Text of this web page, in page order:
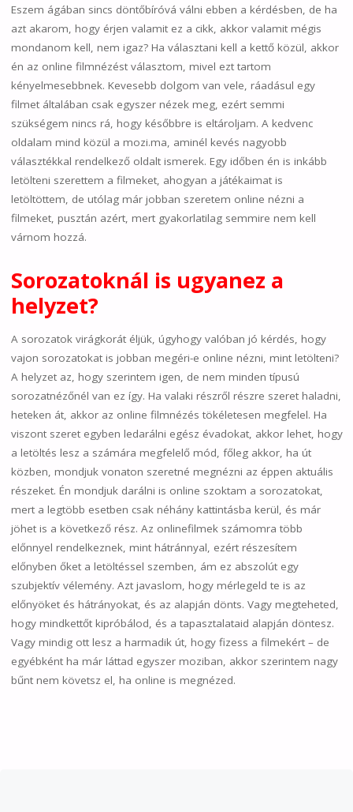
Eszem ágában sincs döntőbíróvá válni ebben a kérdésben, de ha
azt akarom, hogy érjen valamit ez a cikk, akkor valamit mégis
mondanom kell, nem igaz? Ha választani kell a kettő közül, akkor
én az online filmnézést választom, mivel ezt tartom
kényelmesebbnek. Kevesebb dolgom van vele, ráadásul egy
filmet általában csak egyszer nézek meg, ezért semmi
szükségem nincs rá, hogy későbbre is eltároljam. A kedvenc
oldalam mind közül a mozi.ma, aminél kevés nagyobb
választékkal rendelkező oldalt ismerek. Egy időben én is inkább
letölteni szerettem a filmeket, ahogyan a játékaimat is
letöltöttem, de utólag már jobban szeretem online nézni a
filmeket, pusztán azért, mert gyakorlatilag semmire nem kell
várnom hozzá.
Sorozatoknál is ugyanez a
helyzet?
A sorozatok virágkorát éljük, úgyhogy valóban jó kérdés, hogy
vajon sorozatokat is jobban megéri-e online nézni, mint letölteni?
A helyzet az, hogy szerintem igen, de nem minden típusú
sorozatnézőnél van ez így. Ha valaki részről részre szeret haladni,
heteken át, akkor az online filmnézés tökéletesen megfelel. Ha
viszont szeret egyben ledarálni egész évadokat, akkor lehet, hogy
a letöltés lesz a számára megfelelő mód, főleg akkor, ha út
közben, mondjuk vonaton szeretné megnézni az éppen aktuális
részeket. Én mondjuk darálni is online szoktam a sorozatokat,
mert a legtöbb esetben csak néhány kattintásba kerül, és már
jöhet is a következő rész. Az onlinefilmek számomra több
előnnyel rendelkeznek, mint hátránnyal, ezért részesítem
előnyben őket a letöltéssel szemben, ám ez abszolút egy
szubjektív vélemény. Azt javaslom, hogy mérlegeld te is az
előnyöket és hátrányokat, és az alapján dönts. Vagy megteheted,
hogy mindkettőt kipróbálod, és a tapasztalataid alapján döntesz.
Vagy mindig ott lesz a harmadik út, hogy fizess a filmekért – de
egyébként ha már láttad egyszer moziban, akkor szerintem nagy
bűnt nem követsz el, ha online is megnézed.